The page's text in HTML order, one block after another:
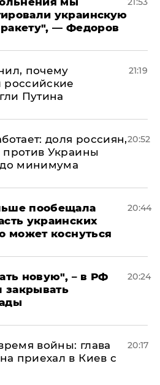
украинскую
— Федоров
почему
Путина
21:19
доля россиян,
Украины
минимума
20:52
пообещала
украинских
может коснуться
20:44
новую", – в РФ
закрывать
20:24
войны: глава
приехал в Киев с
20:17